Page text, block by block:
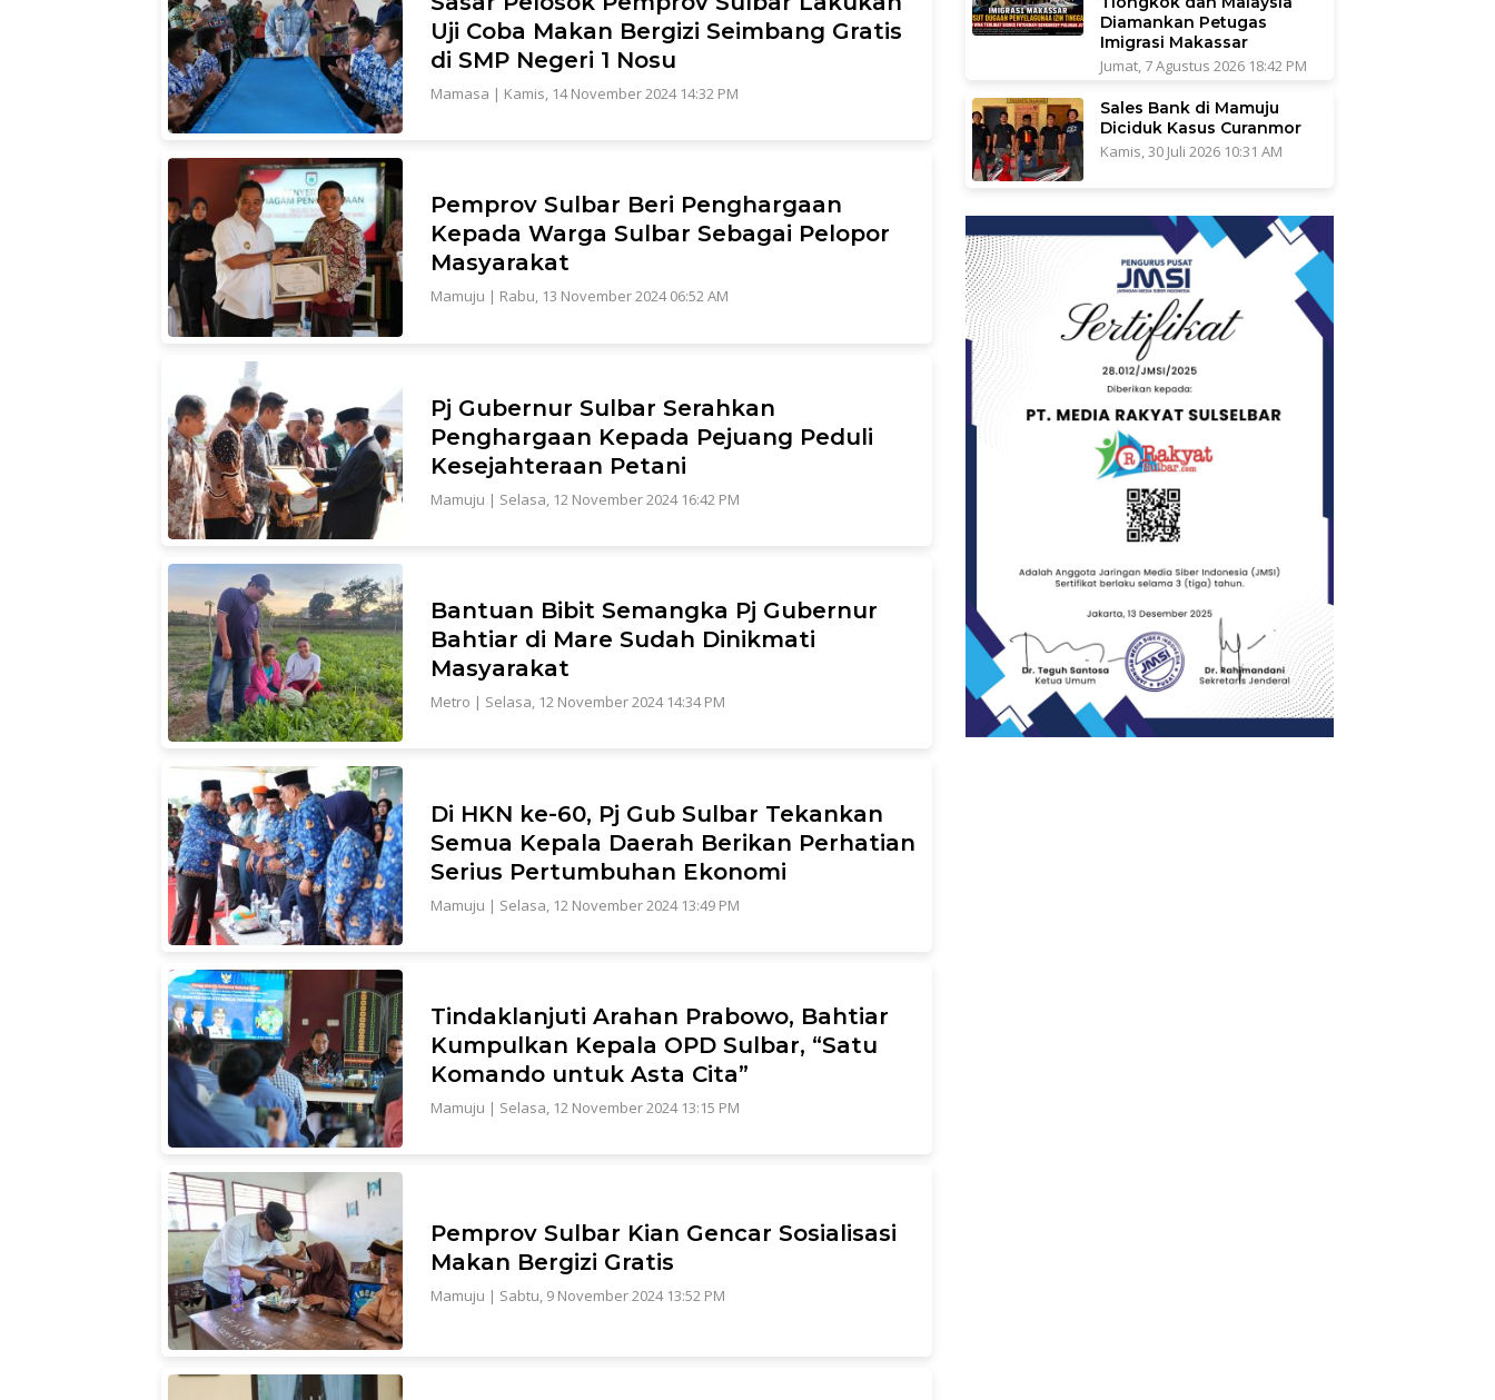
Uji Coba Makan Bergizi Seimbang Gratis
di SMP Negeri 1 Nosu
Mamasa | Kamis, 14 November 2024 14:32 PM
Pemprov Sulbar Beri Penghargaan
Kepada Warga Sulbar Sebagai Pelopor
Masyarakat
Mamuju | Rabu, 13 November 2024 06:52 AM
Pj Gubernur Sulbar Serahkan
Penghargaan Kepada Pejuang Peduli
Kesejahteraan Petani
Mamuju | Selasa, 12 November 2024 16:42 PM
Bantuan Bibit Semangka Pj Gubernur
Bahtiar di Mare Sudah Dinikmati
Masyarakat
Metro | Selasa, 12 November 2024 14:34 PM
Di HKN ke-60, Pj Gub Sulbar Tekankan
Semua Kepala Daerah Berikan Perhatian
Serius Pertumbuhan Ekonomi
Mamuju | Selasa, 12 November 2024 13:49 PM
Tindaklanjuti Arahan Prabowo, Bahtiar
Kumpulkan Kepala OPD Sulbar, “Satu
Komando untuk Asta Cita”
Mamuju | Selasa, 12 November 2024 13:15 PM
Pemprov Sulbar Kian Gencar Sosialisasi
Makan Bergizi Gratis
Mamuju | Sabtu, 9 November 2024 13:52 PM
Diamankan Petugas
Imigrasi Makassar
Jumat, 7 Agustus 2026 18:42 PM
Sales Bank di Mamuju
Diciduk Kasus Curanmor
Kamis, 30 Juli 2026 10:31 AM